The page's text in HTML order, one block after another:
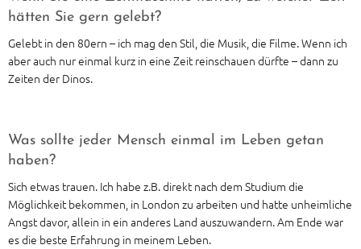
hätten Sie gern gelebt?
Gelebt in den 80ern – ich mag den Stil, die Musik, die Filme. Wenn ich
aber auch nur einmal kurz in eine Zeit reinschauen dürfte – dann zu
Zeiten der Dinos.
Was sollte jeder Mensch einmal im Leben getan
haben?
Sich etwas trauen. Ich habe z.B. direkt nach dem Studium die
Möglichkeit bekommen, in London zu arbeiten und hatte unheimliche
Angst davor, allein in ein anderes Land auszuwandern. Am Ende war
es die beste Erfahrung in meinem Leben.